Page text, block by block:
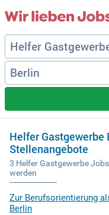
Helfer Gastgewerbe
Stellenangebote
3 Helfer Gastgewerbe
werden
Zur Berufsorientierung
Berlin